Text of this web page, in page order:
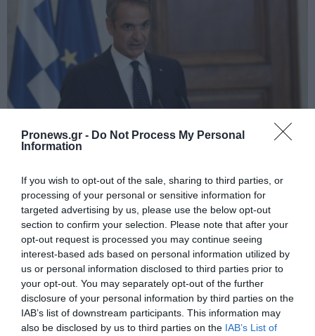
Pronews.gr - Do Not Process My Personal
Information
If you wish to opt-out of the sale, sharing to third parties, or
processing of your personal or sensitive information for
targeted advertising by us, please use the below opt-out
section to confirm your selection. Please note that after your
opt-out request is processed you may continue seeing
interest-based ads based on personal information utilized by
us or personal information disclosed to third parties prior to
your opt-out. You may separately opt-out of the further
disclosure of your personal information by third parties on the
IAB’s list of downstream participants. This information may
also be disclosed by us to third parties on the IAB’s List of
Κ.Μητσοτάκης: Αντί να καταργήσει την
επαχθή φορολόγηση των
φιλοδωρημάτων στην εστίαση
περιχαρής ανακοίνωσε μείωση!
31.07.2026 | 10:24